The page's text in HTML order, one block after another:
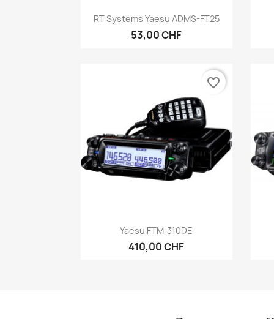
Aperçu rapide
RT Systems Yaesu ADMS-FT25
53,00 CHF
Aperçu rapide
Yaesu FTM-310DE
410,00 CHF
favorite_border